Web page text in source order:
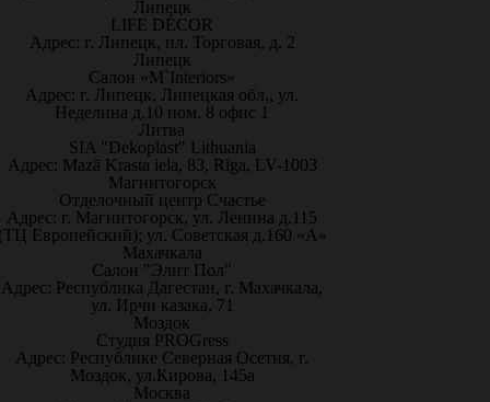
Липецк
LIFE DÉCOR
Адрес: г. Липецк, пл. Торговая, д. 2
Липецк
Салон «M`Interiors»
Адрес: г. Липецк, Липецкая обл., ул.
Неделина д.10 пом. 8 офис 1
Литва
SIA "Dekoplast" Lithuania
Адрес: Mazā Krasta iela, 83, Rīga, LV-1003
Магнитогорск
Отделочный центр Счастье
Адрес: г. Магнитогорск, ул. Ленина д.115
Европейский); ул. Советская д.160 «А»
Махачкала
Салон "Элит Пол"
Адрес: Республика Дагестан, г. Махачкала,
ул. Ирчи казака, 71
Моздок
Студия PROGress
Адрес: Республике Северная Осетия, г.
Моздок, ул.Кирова, 145а
Москва